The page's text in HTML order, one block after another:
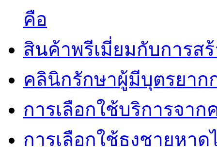
คือ
สินค้าพรีเมี่ยมกับการส
คลินิกรักษาผู้มีบุตรยาก
การเลือกใช้บริการจา
การเลือกใช้ธงชายหาด